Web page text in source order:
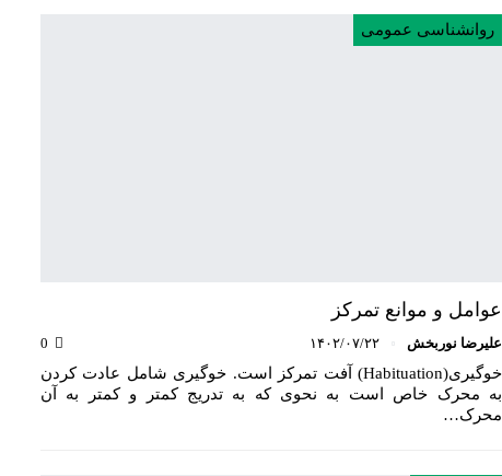
روانشناسی عمومی
عوامل و موانع تمرکز
علیرضا نوربخش ۱۴۰۲/۰۷/۲۲
خوگیری(Habituation) آفت تمرکز است. خوگیری شامل عادت کردن
به محرک خاص است به نحوی که به تدریج کمتر و کمتر به آن
محرک…